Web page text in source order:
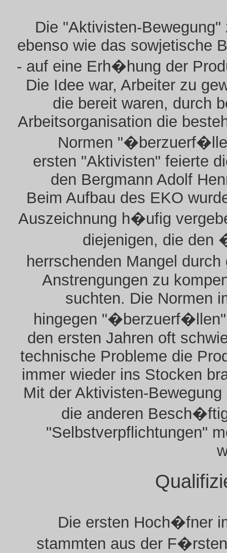
Die "Aktivisten-Bewegung"
ebenso wie das sowjetische
- auf eine Erh�hung der
Die Idee war, Arbeiter zu
die bereit waren, durch
Arbeitsorganisation die
Normen
ersten "Aktivisten" feierte
den Bergmann Adolf
Beim Aufbau des EKO
Auszeichnung h�ufig
diejenigen, die den
herrschenden Mangel
Anstrengungen zu
suchten. Die Normen
hingegen
den ersten Jahren oft
technische Probleme die
immer wieder ins Stocken
Mit der Aktivisten-Bewegung
die anderen
"Selbstverpflichtungen"
Die ersten Hoch�fner
stammten aus der